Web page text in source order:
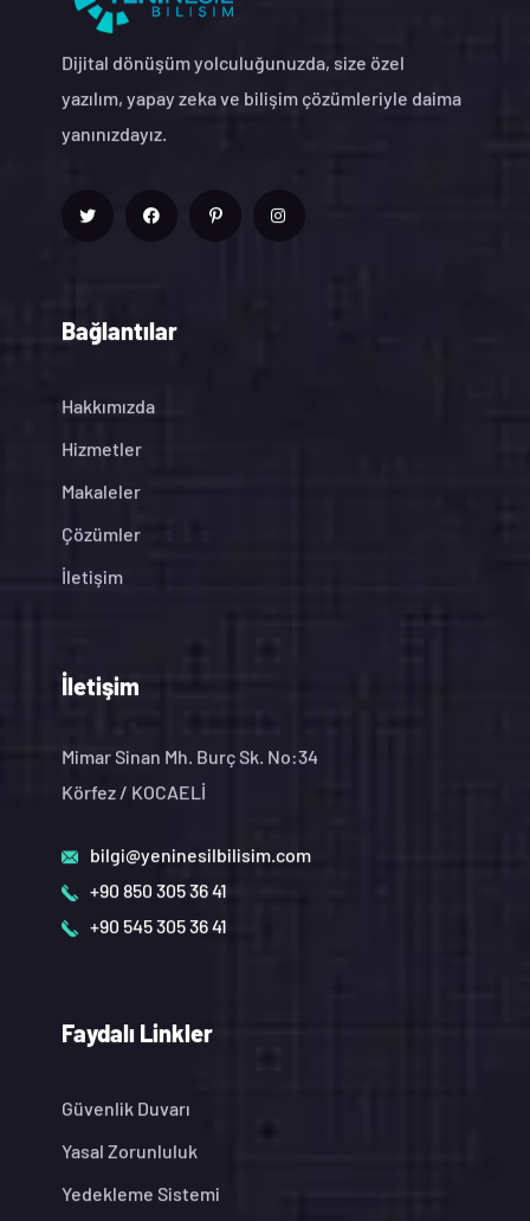
Dijital dönüşüm yolculuğunuzda, size özel
yazılım, yapay zeka ve bilişim çözümleriyle daima
yanınızdayız.
Bağlantılar
Hakkımızda
Hizmetler
Makaleler
Çözümler
İletişim
İletişim
Mimar Sinan Mh. Burç Sk. No:34
Körfez / KOCAELİ
bilgi@yeninesilbilisim.com
+90 850 305 36 41
+90 545 305 36 41
Faydalı Linkler
Güvenlik Duvarı
Yasal Zorunluluk
Yedekleme Sistemi